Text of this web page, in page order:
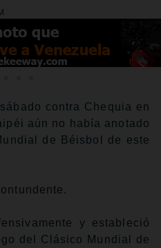
contra Chequia en
aún no había anotado
de Béisbol de este
y estableció
del Clásico Mundial de